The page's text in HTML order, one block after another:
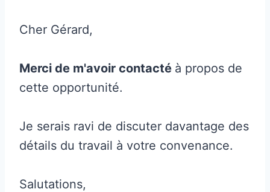
Cher Gérard,
Merci de m'avoir contacté à propos de
cette opportunité.
Je serais ravi de discuter davantage des
détails du travail à votre convenance.
Salutations,